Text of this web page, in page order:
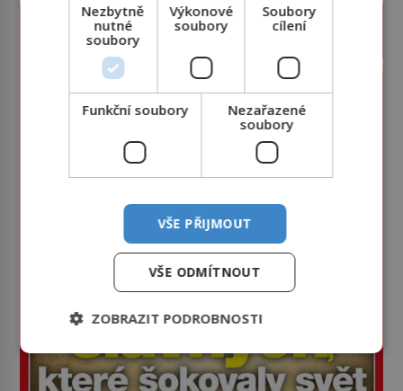
Nezbytně
nutné
soubory
Výkonové
soubory
Soubory
cílení
Funkční soubory
Nezařazené
soubory
VŠE PŘIJMOUT
VŠE ODMÍTNOUT
ZOBRAZIT PODROBNOSTI